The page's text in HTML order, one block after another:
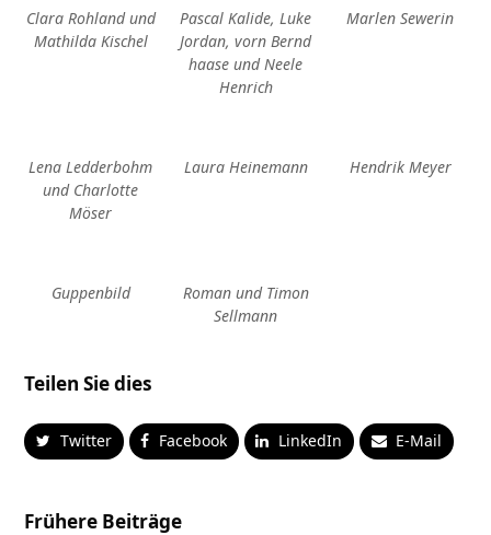
Clara Rohland und
Mathilda Kischel
Pascal Kalide, Luke
Jordan, vorn Bernd
haase und Neele
Henrich
Marlen Sewerin
Lena Ledderbohm
und Charlotte
Möser
Laura Heinemann Hendrik Meyer
Guppenbild
Roman und Timon
Sellmann
Teilen Sie dies
Twitter Facebook LinkedIn E-Mail
Frühere Beiträge